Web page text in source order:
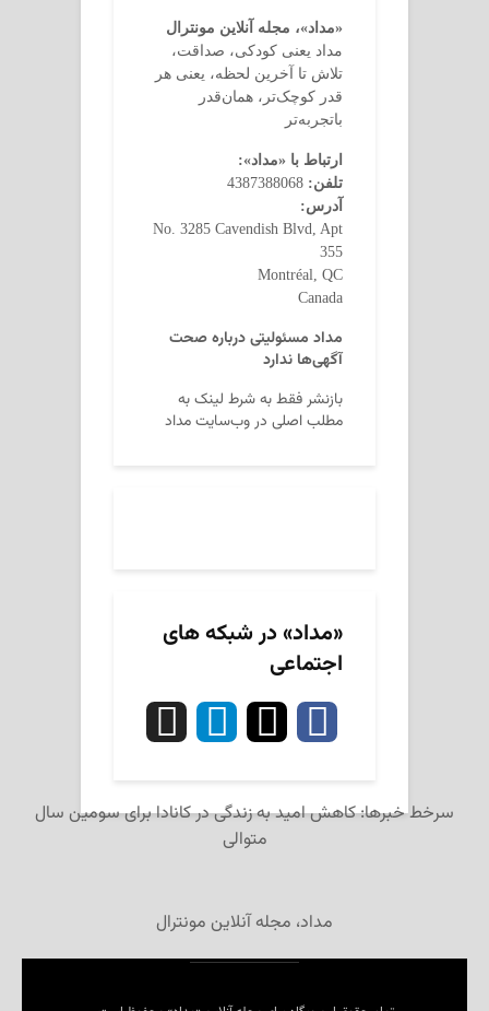
«مداد»، مجله آنلاین مونترال
مداد یعنی کودکی، صداقت،
تلاش تا آخرین لحظه، یعنی هر
قدر کوچک‌تر، همان‌قدر
باتجربه‌تر
ارتباط با «مداد»:
تلفن:
آدرس:
No. 3285 Cavendish Blvd, Apt
355
Montréal, QC
Canada
مداد مسئولیتی درباره صحت
آگهی‌ها ندارد
بازنشر فقط به شرط لینک به
مطلب اصلی در وب‌سایت مداد
«مداد» در شبکه های
اجتماعی
سرخط خبرها: کاهش امید به زندگی در کانادا برای سومین سال
متوالی
مداد، مجله آنلاین مونترال